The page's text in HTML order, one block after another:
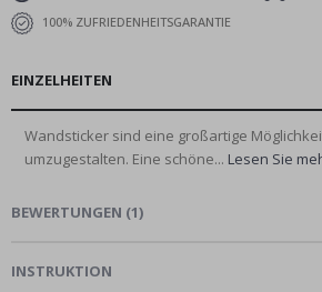
100% ZUFRIEDENHEITSGARANTIE
EINZELHEITEN
Wandsticker sind eine großartige
umzugestalten. Eine schöne... Lesen Sie
BEWERTUNGEN (1)
INSTRUKTION